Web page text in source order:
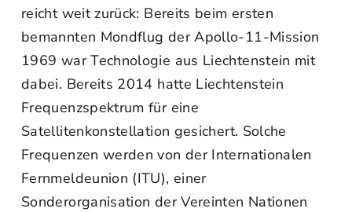
reicht weit zurück: Bereits beim ersten
bemannten Mondflug der Apollo-11-Mission
1969 war Technologie aus Liechtenstein mit
dabei. Bereits 2014 hatte Liechtenstein
Frequenzspektrum für eine
Satellitenkonstellation gesichert. Solche
Frequenzen werden von der Internationalen
Fernmeldeunion (ITU), einer
Sonderorganisation der Vereinten Nationen